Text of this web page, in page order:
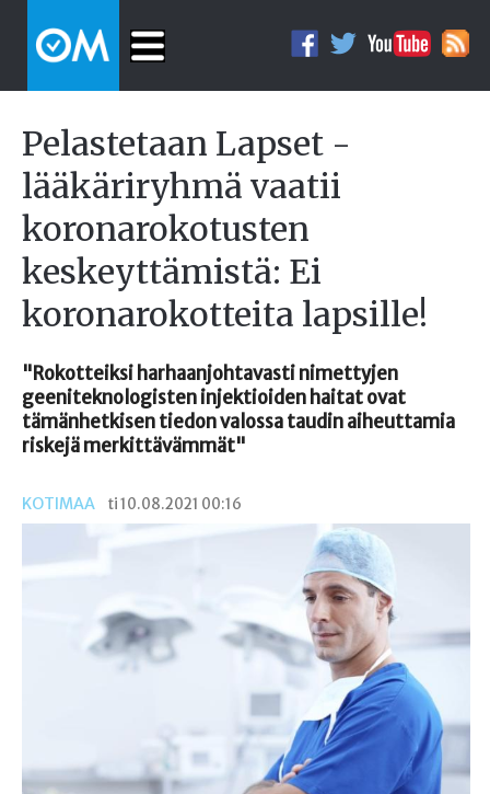
Pelastetaan Lapset -
lääkäriryhmä vaatii
koronarokotusten
keskeyttämistä: Ei
koronarokotteita lapsille!
"Rokotteiksi harhaanjohtavasti nimettyjen
geeniteknologisten injektioiden haitat ovat
tämänhetkisen tiedon valossa taudin aiheuttamia
riskejä merkittävämmät"
KOTIMAA ti 10.08.2021 00:16